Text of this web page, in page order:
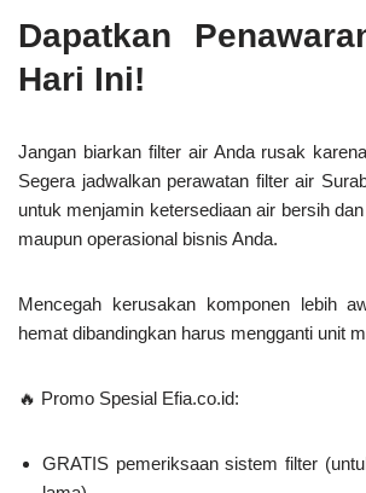
Dapatkan
Hari Ini!
Jangan biarkan filter air Anda rusak
Segera jadwalkan perawatan filter air
untuk menjamin ketersediaan air bersih
maupun operasional bisnis Anda.
Mencegah kerusakan komponen lebih
hemat dibandingkan harus mengganti unit
🔥 Promo Spesial Efia.co.id:
GRATIS pemeriksaan sistem filter